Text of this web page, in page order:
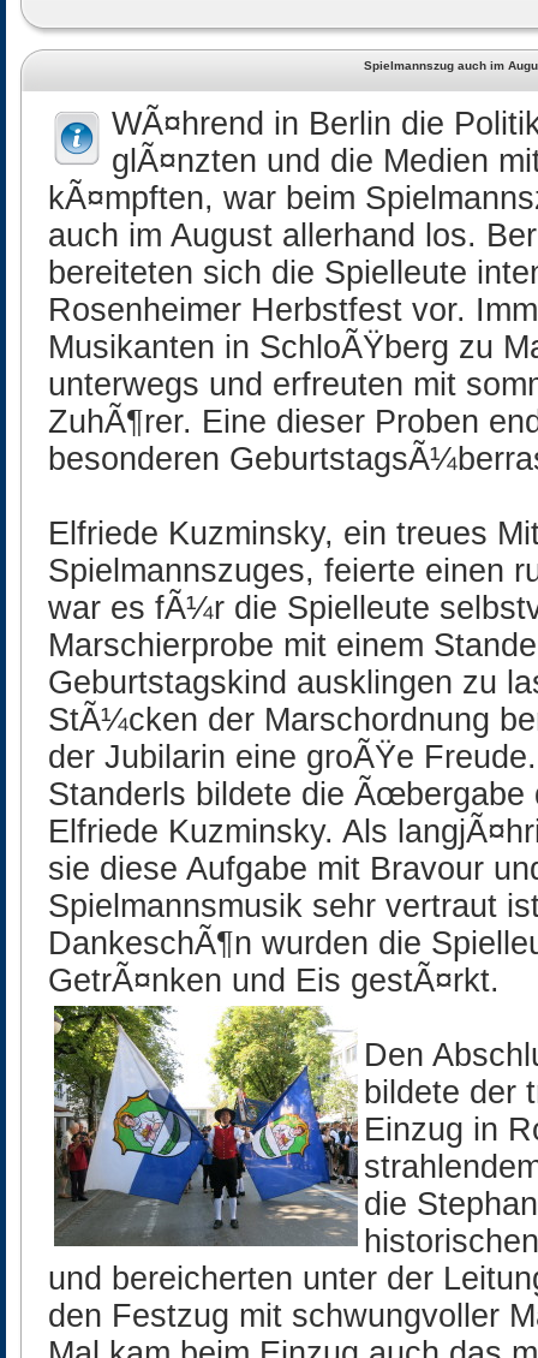
Spielmannszug auch im
WÃ¤hrend in Berlin die
glÃ¤nzten und die Medien
kÃ¤mpften, war beim
auch im August allerhand los.
bereiteten sich die Spielleute
Rosenheimer Herbstfest vor.
Musikanten in SchloÃŸberg zu
unterwegs und erfreuten mit
ZuhÃ¶rer. Eine dieser Proben
besonderen
Elfriede Kuzminsky, ein treues
Spielmannszuges, feierte einen
war es fÃ¼r die Spielleute
Marschierprobe mit einem
Geburtstagskind ausklingen zu
StÃ¼cken der Marschordnung
der Jubilarin eine groÃŸe
Standerls bildete die Ãœbergabe
Elfriede Kuzminsky. Als
sie diese Aufgabe mit Bravour
Spielmannsmusik sehr vertraut
DankeschÃ¶n wurden die
GetrÃ¤nken und Eis gestÃ¤rkt.
Den
bildete der
Einzug in
die
und bereicherten unter der
den Festzug mit schwungvoller